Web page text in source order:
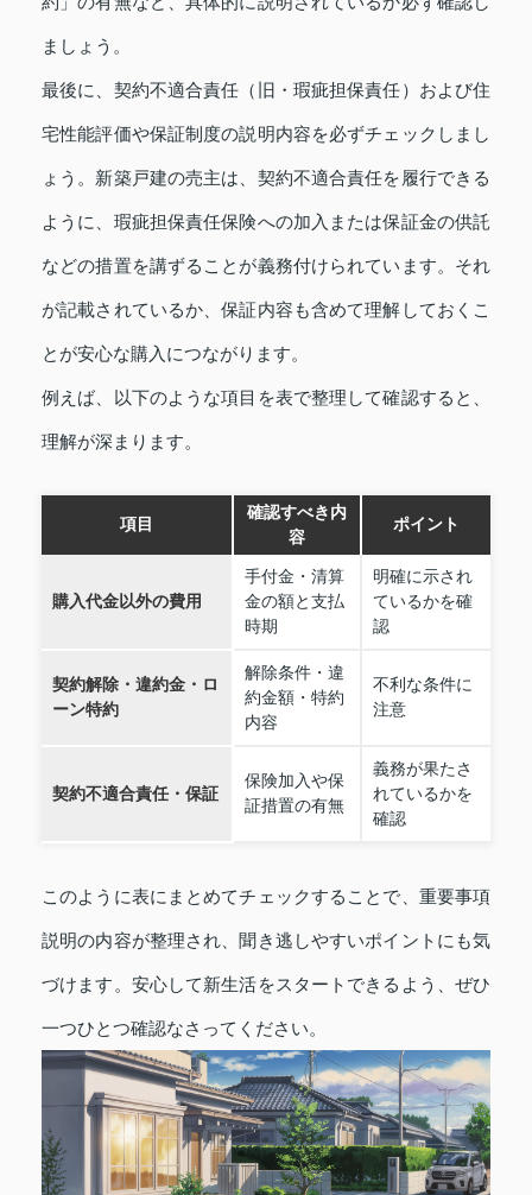
ましょう。
最後に、契約不適合責任（旧・瑕疵担保責任）および住
宅性能評価や保証制度の説明内容を必ずチェックしまし
ょう。新築戸建の売主は、契約不適合責任を履行できる
ように、瑕疵担保責任保険への加入または保証金の供託
などの措置を講ずることが義務付けられています。それ
が記載されているか、保証内容も含めて理解しておくこ
とが安心な購入につながります。
例えば、以下のような項目を表で整理して確認すると、
理解が深まります。
項目
確認すべき内
容
ポイント
購入代金以外の費用
手付金・清算
金の額と支払
時期
明確に示され
ているかを確
認
契約解除・違約金・ロ
ーン特約
解除条件・違
約金額・特約
内容
不利な条件に
注意
契約不適合責任・保証
保険加入や保
証措置の有無
義務が果たさ
れているかを
確認
このように表にまとめてチェックすることで、重要事項
説明の内容が整理され、聞き逃しやすいポイントにも気
づけます。安心して新生活をスタートできるよう、ぜひ
一つひとつ確認なさってください。